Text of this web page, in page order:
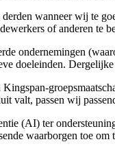
wanneer wij te
of anderen te
ondernemingen
doeleinden.
valt, passen wij
(AI) ter
waarborgen toe